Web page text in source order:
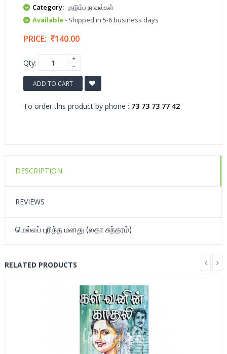
Category: குடும்ப நாவல்கள்
Available- Shipped in 5-6 business days
PRICE: 140.00
Qty:
ADD TO CART
To order this product by phone : 73 73 73 77 42
DESCRIPTION
REVIEWS
மெல்லப் புரிந்த மனது (லதா சுந்தரம்)
RELATED PRODUCTS